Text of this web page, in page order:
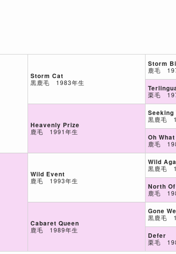
Storm Cat
黒鹿毛 1983年生
Heavenly Prize
鹿毛 1991年生
Wild Event
鹿毛 1993年生
Cabaret Queen
鹿毛 1989年生
Storm
鹿毛
栗毛
Seeking
黒鹿毛
Oh
鹿毛
Wild
黒鹿毛
North
鹿毛
Gone
黒鹿毛
Defer
栗毛